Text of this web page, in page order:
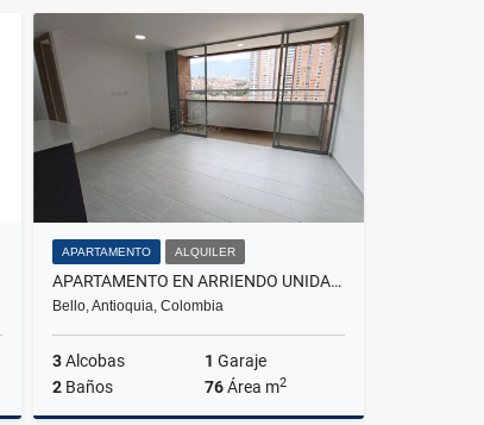
Alquiler
$1.700.000
APARTAMENTO ALQUILER
APARTAMENTO EN ARRIENDO UNIDAD DISTRITO PLAZA, BELLO
Bello, Antioquia, Colombia
3Alcobas 1 Garaje
2 Baños 76Área m2